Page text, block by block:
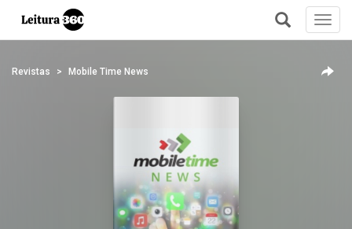
+
Revistas Mobile Time News